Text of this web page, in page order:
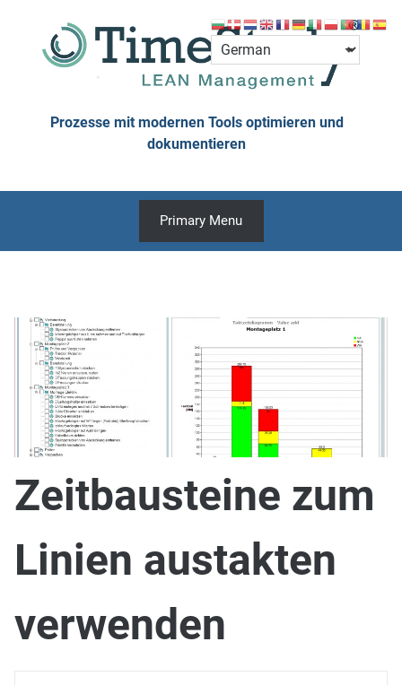
content
Prozesse mit modernen Tools optimieren und
dokumentieren
Primary Menu
Zeitbausteine zum
Linien austakten
verwenden